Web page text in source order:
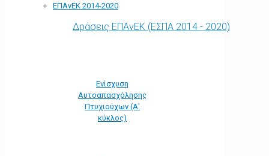
ΕΠΑνΕΚ 2014-2020
Δράσεις ΕΠΑνΕΚ (ΕΣΠΑ 2014 - 2020)
Ενίσχυση
Αυτοαπασχόλησης
Πτυχιούχων (Α'
κύκλος)